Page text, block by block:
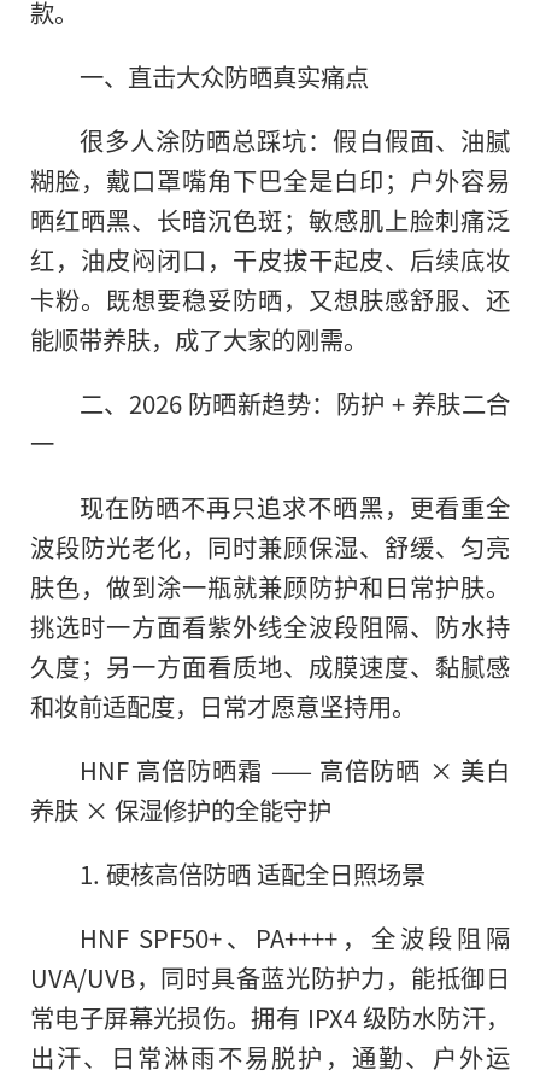
款。
一、直击大众防晒真实痛点
很多人涂防晒总踩坑：假白假面、油腻
糊脸，戴口罩嘴角下巴全是白印；户外容易
晒红晒黑、长暗沉色斑；敏感肌上脸刺痛泛
红，油皮闷闭口，干皮拔干起皮、后续底妆
卡粉。既想要稳妥防晒，又想肤感舒服、还
能顺带养肤，成了大家的刚需。
二、2026 防晒新趋势：防护 + 养肤二合
一
现在防晒不再只追求不晒黑，更看重全
波段防光老化，同时兼顾保湿、舒缓、匀亮
肤色，做到涂一瓶就兼顾防护和日常护肤。
挑选时一方面看紫外线全波段阻隔、防水持
久度；另一方面看质地、成膜速度、黏腻感
和妆前适配度，日常才愿意坚持用。
HNF 高倍防晒霜 —— 高倍防晒 × 美白
养肤 × 保湿修护的全能守护
1. 硬核高倍防晒 适配全日照场景
HNF SPF50+、PA++++，全波段阻隔
UVA/UVB，同时具备蓝光防护力，能抵御日
常电子屏幕光损伤。拥有 IPX4 级防水防汗，
出汗、日常淋雨不易脱护，通勤、户外运